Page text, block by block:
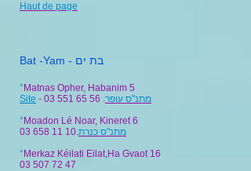
Haut de page
Bat -Yam - בת ים
° Matnas Opher, Habanim 5
Site - 03 551 65 56 .מתנ"ס עופר
° Moadon Lé Noar, Kineret 6
03 658 11 10.מתנ"ס כנרת
° Merkaz Kéilati Eilat,Ha Gvaot 16
03 507 72 47